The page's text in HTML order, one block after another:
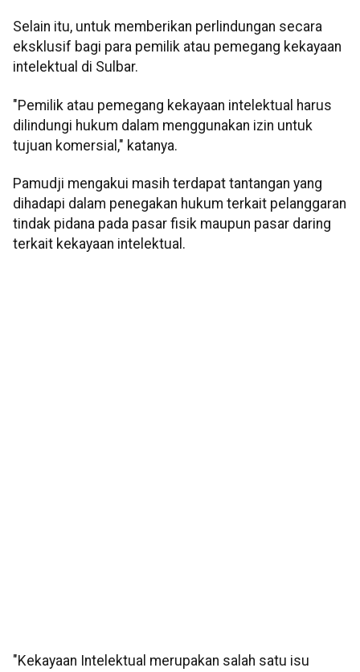
Selain itu, untuk memberikan perlindungan secara
eksklusif bagi para pemilik atau pemegang kekayaan
intelektual di Sulbar.
"Pemilik atau pemegang kekayaan intelektual harus
dilindungi hukum dalam menggunakan izin untuk
tujuan komersial," katanya.
Pamudji mengakui masih terdapat tantangan yang
dihadapi dalam penegakan hukum terkait pelanggaran
tindak pidana pada pasar fisik maupun pasar daring
terkait kekayaan intelektual.
"Kekayaan Intelektual merupakan salah satu isu